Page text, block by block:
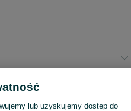
budowlane działki budowlane
lub uzyskujemy dostęp do